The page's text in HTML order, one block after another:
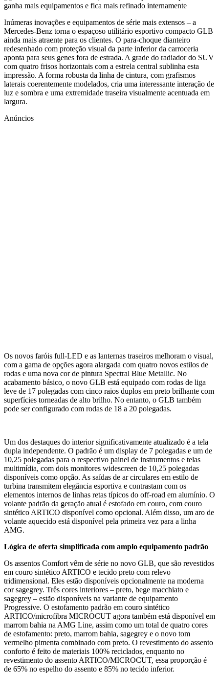
Inúmeras inovações e equipamentos de série mais extensos – a
Mercedes-Benz torna o espaçoso utilitário esportivo compacto GLB
ainda mais atraente para os clientes. O para-choque dianteiro
redesenhado com proteção visual da parte inferior da carroceria
aponta para seus genes fora de estrada. A grade do radiador do SUV
com quatro frisos horizontais com a estrela central sublinha esta
impressão. A forma robusta da linha de cintura, com grafismos
laterais coerentemente modelados, cria uma interessante interação de
luz e sombra e uma extremidade traseira visualmente acentuada em
largura.
Anúncios
Os novos faróis full-LED e as lanternas traseiros melhoram o visual,
com a gama de opções agora alargada com quatro novos estilos de
rodas e uma nova cor de pintura Spectral Blue Metallic. No
acabamento básico, o novo GLB está equipado com rodas de liga
leve de 17 polegadas com cinco raios duplos em preto brilhante com
superfícies torneadas de alto brilho. No entanto, o GLB também
pode ser configurado com rodas de 18 a 20 polegadas.
Um dos destaques do interior significativamente atualizado é a tela
dupla independente. O padrão é um display de 7 polegadas e um de
10,25 polegadas para o respectivo painel de instrumentos e telas
multimídia, com dois monitores widescreen de 10,25 polegadas
disponíveis como opção. As saídas de ar circulares em estilo de
turbina transmitem elegância esportiva e contrastam com os
elementos internos de linhas retas típicos do off-road em alumínio. O
volante padrão da geração atual é estofado em couro, com couro
sintético ARTICO disponível como opcional. Além disso, um aro de
volante aquecido está disponível pela primeira vez para a linha
AMG.
Lógica de oferta simplificada com amplo equipamento padrão
Os assentos Comfort vêm de série no novo GLB, que são revestidos
em couro sintético ARTICO e tecido preto com relevo
tridimensional. Eles estão disponíveis opcionalmente na moderna
cor sagegrey. Três cores interiores – preto, bege macchiato e
sagegrey – estão disponíveis na variante de equipamento
Progressive. O estofamento padrão em couro sintético
ARTICO/microfibra MICROCUT agora também está disponível em
marrom bahia na AMG Line, assim como um total de quatro cores
de estofamento: preto, marrom bahia, sagegrey e o novo tom
vermelho pimenta combinado com preto. O revestimento do assento
conforto é feito de materiais 100% reciclados, enquanto no
revestimento do assento ARTICO/MICROCUT, essa proporção é
de 65% no espelho do assento e 85% no tecido inferior.